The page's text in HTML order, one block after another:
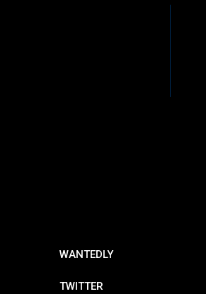
WANTEDLY
TWITTER